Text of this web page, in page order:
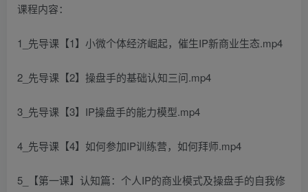
课程内容：
1_先导课【1】小微个体经济崛起，催生IP新商业生态.mp4
2_先导课【2】操盘手的基础认知三问.mp4
3_先导课【3】IP操盘手的能力模型.mp4
4_先导课【4】如何参加IP训练营，如何拜师.mp4
5_【第一课】认知篇：个人IP的商业模式及操盘手的自我修